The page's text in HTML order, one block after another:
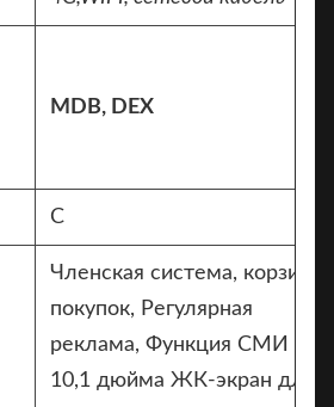
MDB, DEX
С
Членская система, корзина
покупок, Регулярная
реклама, Функция СМИ
10,1 дюйма ЖК-экран для